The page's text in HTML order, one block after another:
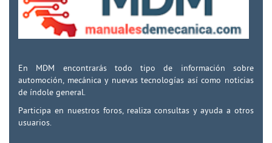
En MDM encontrarás todo tipo de información sobre
automoción, mecánica y nuevas tecnologías así como noticias
de índole general.
Participa en nuestros foros, realiza consultas y ayuda a otros
usuarios.